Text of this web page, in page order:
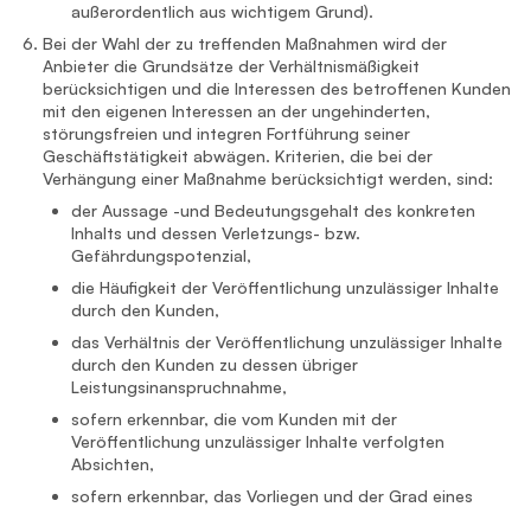
außerordentlich aus wichtigem Grund).
Bei der Wahl der zu treffenden Maßnahmen wird der
Anbieter die Grundsätze der Verhältnismäßigkeit
berücksichtigen und die Interessen des betroffenen Kunden
mit den eigenen Interessen an der ungehinderten,
störungsfreien und integren Fortführung seiner
Geschäftstätigkeit abwägen. Kriterien, die bei der
Verhängung einer Maßnahme berücksichtigt werden, sind:
der Aussage -und Bedeutungsgehalt des konkreten
Inhalts und dessen Verletzungs- bzw.
Gefährdungspotenzial,
die Häufigkeit der Veröffentlichung unzulässiger Inhalte
durch den Kunden,
das Verhältnis der Veröffentlichung unzulässiger Inhalte
durch den Kunden zu dessen übriger
Leistungsinanspruchnahme,
sofern erkennbar, die vom Kunden mit der
Veröffentlichung unzulässiger Inhalte verfolgten
Absichten,
sofern erkennbar, das Vorliegen und der Grad eines